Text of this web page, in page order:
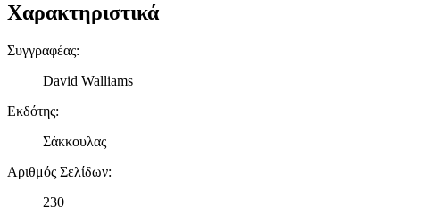
Χαρακτηριστικά
Συγγραφέας:
David Walliams
Εκδότης:
Σάκκουλας
Αριθμός Σελίδων:
230